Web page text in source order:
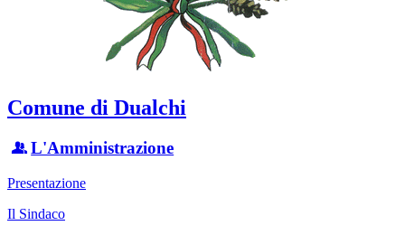
Comune di Dualchi
L'Amministrazione
Presentazione
Il Sindaco